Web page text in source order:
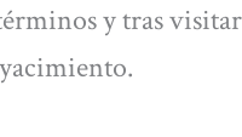
y tras